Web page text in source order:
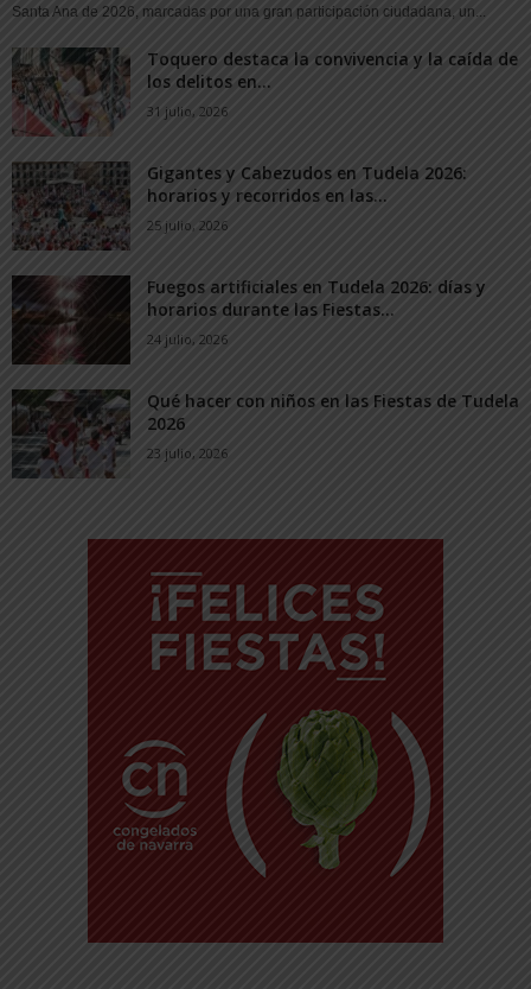
Santa Ana de 2026, marcadas por una gran participación ciudadana, un...
Toquero destaca la convivencia y la caída de
los delitos en...
31 julio, 2026
Gigantes y Cabezudos en Tudela 2026:
horarios y recorridos en las...
25 julio, 2026
Fuegos artificiales en Tudela 2026: días y
horarios durante las Fiestas...
24 julio, 2026
Qué hacer con niños en las Fiestas de Tudela
2026
23 julio, 2026